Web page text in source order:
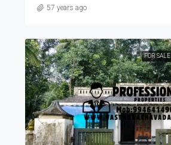
57 years ago
FOR SALE